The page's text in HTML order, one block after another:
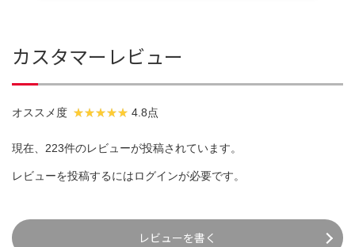
カスタマーレビュー
オススメ度 4.8点
現在、223件のレビューが投稿されています。
レビューを投稿するにはログインが必要です。
レビューを書く